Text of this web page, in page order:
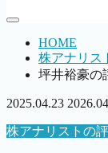
HOME
株アナリス
坪井裕豪の
2025.04.23
株アナリストの